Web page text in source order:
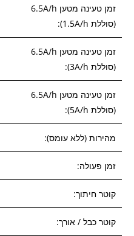
זמן טעינה מטען 6.5A/h
(סוללת 1.5A/h):
זמן טעינה מטען 6.5A/h
(סוללת 3A/h):
זמן טעינה מטען 6.5A/h
(סוללת 5A/h):
מהירות (ללא עומס):
זמן פעולה:
קוטר חיתוך:
קוטר כבל / אורך: